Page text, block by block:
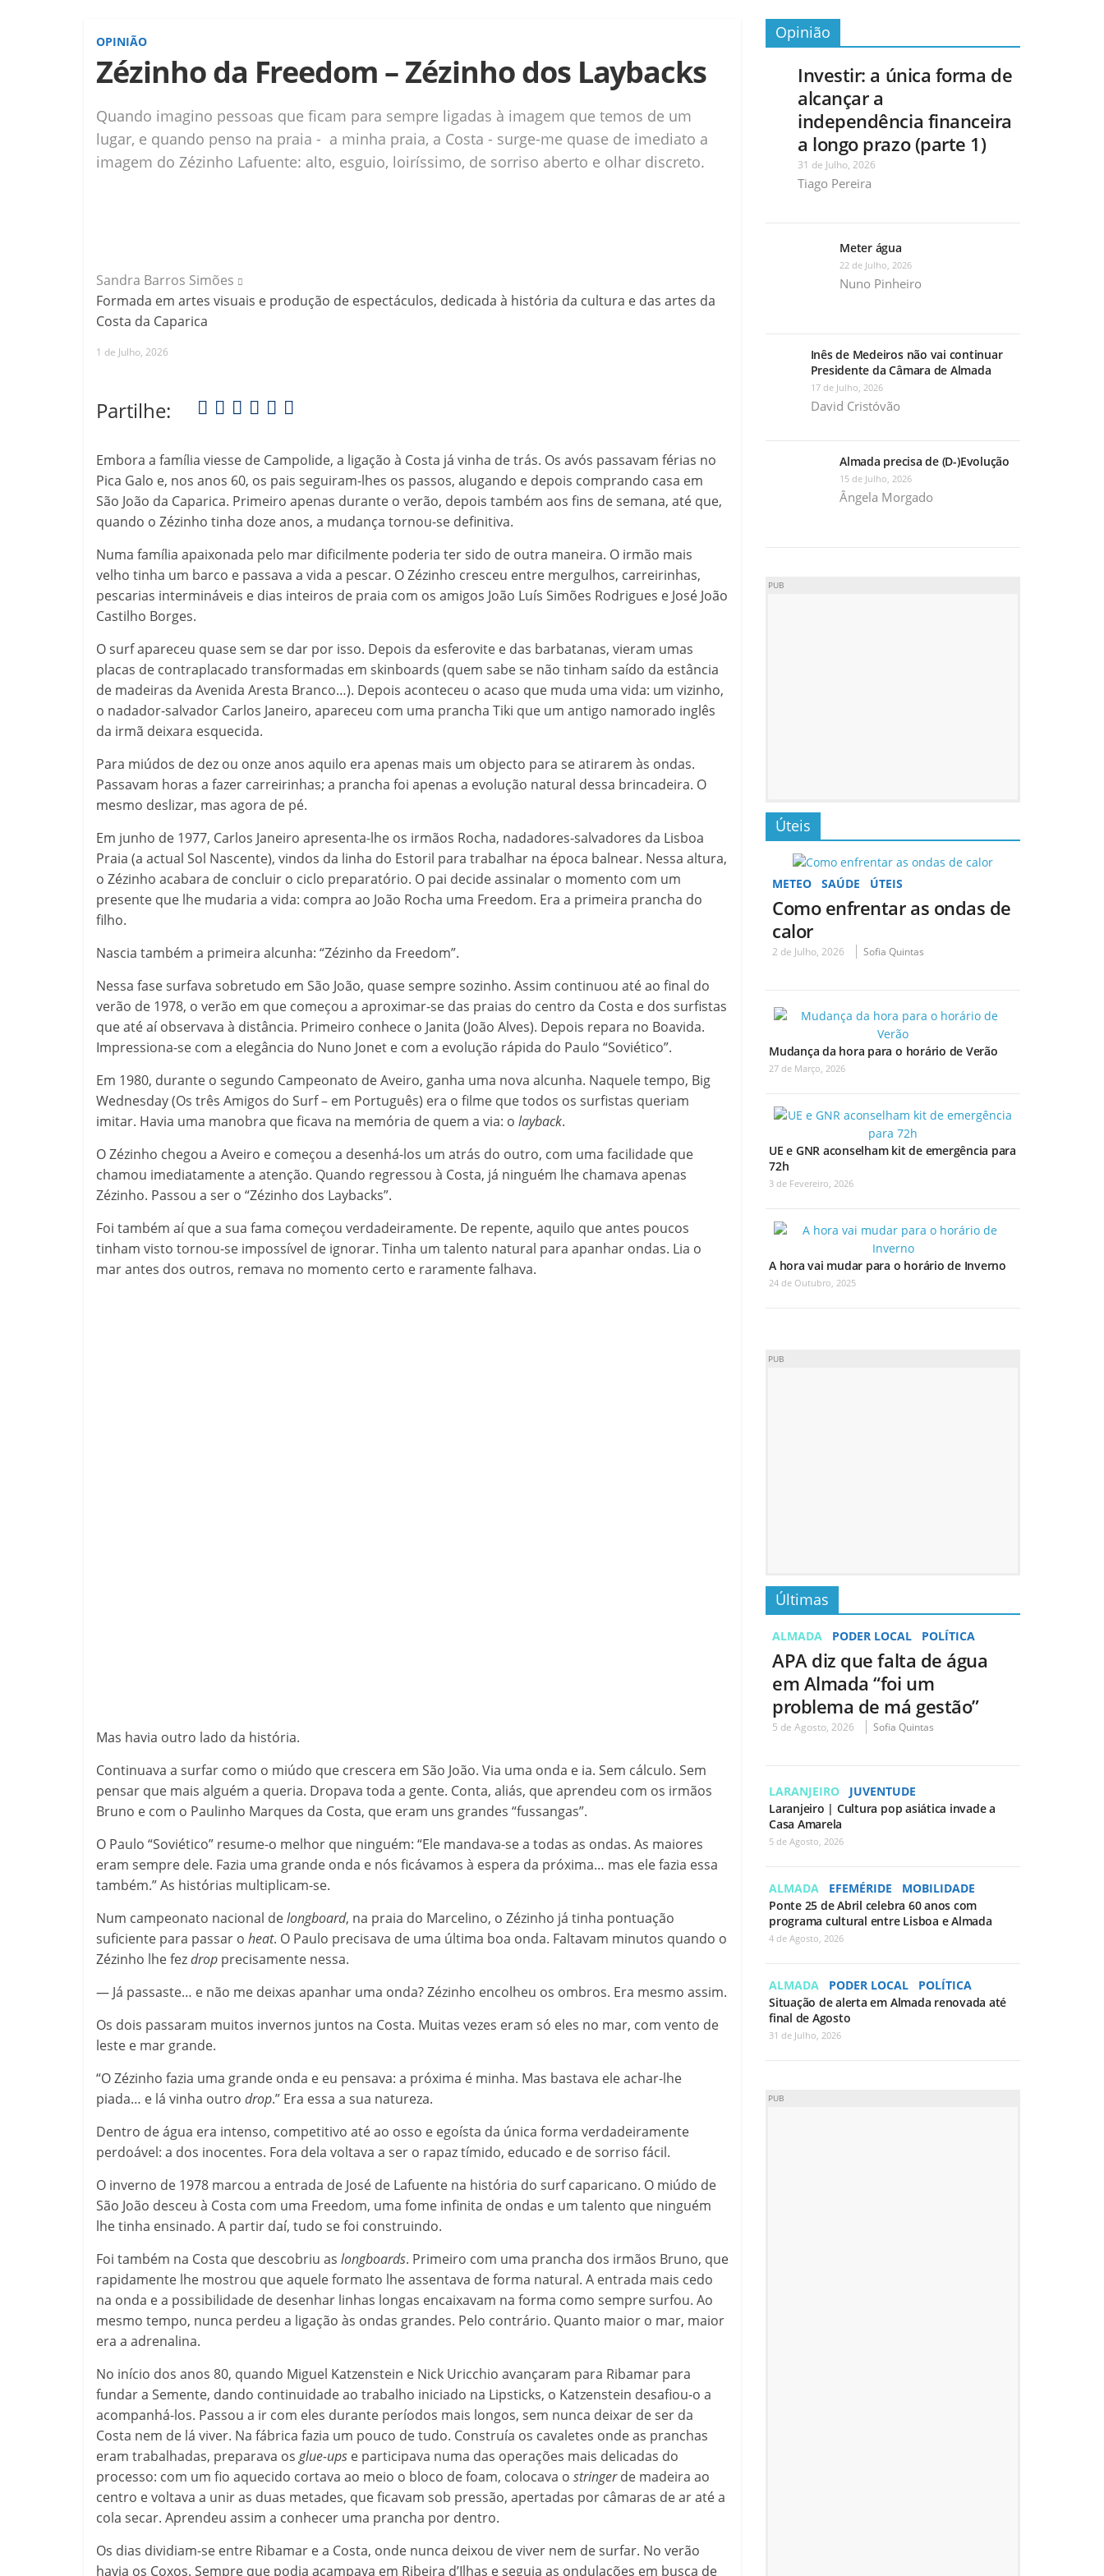
OPINIÃO
Zézinho da Freedom – Zézinho dos Laybacks
Quando imagino pessoas que ficam para sempre ligadas à imagem que temos de um
lugar, e quando penso na praia - a minha praia, a Costa - surge-me quase de imediato a
imagem do Zézinho Lafuente: alto, esguio, loiríssimo, de sorriso aberto e olhar discreto.
Sandra Barros Simões
Formada em artes visuais e produção de espectáculos, dedicada à história da cultura e das artes da
Costa da Caparica
1 de Julho, 2026
Partilhe:
Embora a família viesse de Campolide, a ligação à Costa já vinha de trás. Os avós passavam férias no
Pica Galo e, nos anos 60, os pais seguiram-lhes os passos, alugando e depois comprando casa em
São João da Caparica. Primeiro apenas durante o verão, depois também aos fins de semana, até que,
quando o Zézinho tinha doze anos, a mudança tornou-se definitiva.
Numa família apaixonada pelo mar dificilmente poderia ter sido de outra maneira. O irmão mais
velho tinha um barco e passava a vida a pescar. O Zézinho cresceu entre mergulhos, carreirinhas,
pescarias intermináveis e dias inteiros de praia com os amigos João Luís Simões Rodrigues e José João
Castilho Borges.
O surf apareceu quase sem se dar por isso. Depois da esferovite e das barbatanas, vieram umas
placas de contraplacado transformadas em skinboards (quem sabe se não tinham saído da estância
de madeiras da Avenida Aresta Branco…). Depois aconteceu o acaso que muda uma vida: um vizinho,
o nadador-salvador Carlos Janeiro, apareceu com uma prancha Tiki que um antigo namorado inglês
da irmã deixara esquecida.
Para miúdos de dez ou onze anos aquilo era apenas mais um objecto para se atirarem às ondas.
Passavam horas a fazer carreirinhas; a prancha foi apenas a evolução natural dessa brincadeira. O
mesmo deslizar, mas agora de pé.
Em junho de 1977, Carlos Janeiro apresenta-lhe os irmãos Rocha, nadadores-salvadores da Lisboa
Praia (a actual Sol Nascente), vindos da linha do Estoril para trabalhar na época balnear. Nessa altura,
o Zézinho acabara de concluir o ciclo preparatório. O pai decide assinalar o momento com um
presente que lhe mudaria a vida: compra ao João Rocha uma Freedom. Era a primeira prancha do
filho.
Nascia também a primeira alcunha: “Zézinho da Freedom”.
Nessa fase surfava sobretudo em São João, quase sempre sozinho. Assim continuou até ao final do
verão de 1978, o verão em que começou a aproximar-se das praias do centro da Costa e dos surfistas
que até aí observava à distância. Primeiro conhece o Janita (João Alves). Depois repara no Boavida.
Impressiona-se com a elegância do Nuno Jonet e com a evolução rápida do Paulo “Soviético”.
Em 1980, durante o segundo Campeonato de Aveiro, ganha uma nova alcunha. Naquele tempo, Big
Wednesday (Os três Amigos do Surf – em Português) era o filme que todos os surfistas queriam
imitar. Havia uma manobra que ficava na memória de quem a via: o layback.
O Zézinho chegou a Aveiro e começou a desenhá-los um atrás do outro, com uma facilidade que
chamou imediatamente a atenção. Quando regressou à Costa, já ninguém lhe chamava apenas
Zézinho. Passou a ser o “Zézinho dos Laybacks”.
Foi também aí que a sua fama começou verdadeiramente. De repente, aquilo que antes poucos
tinham visto tornou-se impossível de ignorar. Tinha um talento natural para apanhar ondas. Lia o
mar antes dos outros, remava no momento certo e raramente falhava.
Mas havia outro lado da história.
Continuava a surfar como o miúdo que crescera em São João. Via uma onda e ia. Sem cálculo. Sem
pensar que mais alguém a queria. Dropava toda a gente. Conta, aliás, que aprendeu com os irmãos
Bruno e com o Paulinho Marques da Costa, que eram uns grandes “fussangas”.
O Paulo “Soviético” resume-o melhor que ninguém: “Ele mandava-se a todas as ondas. As maiores
eram sempre dele. Fazia uma grande onda e nós ficávamos à espera da próxima… mas ele fazia essa
também.” As histórias multiplicam-se.
Num campeonato nacional delongboard, na praia do Marcelino, o Zézinho já tinha pontuação
suficiente para passar o heat. O Paulo precisava de uma última boa onda. Faltavam minutos quando o
Zézinho lhe fezdrop precisamente nessa.
— Já passaste… e não me deixas apanhar uma onda? Zézinho encolheu os ombros. Era mesmo assim.
Os dois passaram muitos invernos juntos na Costa. Muitas vezes eram só eles no mar, com vento de
leste e mar grande.
“O Zézinho fazia uma grande onda e eu pensava: a próxima é minha. Mas bastava ele achar-lhe
piada… e lá vinha outro drop.” Era essa a sua natureza.
Dentro de água era intenso, competitivo até ao osso e egoísta da única forma verdadeiramente
perdoável: a dos inocentes. Fora dela voltava a ser o rapaz tímido, educado e de sorriso fácil.
O inverno de 1978 marcou a entrada de José de Lafuente na história do surf caparicano. O miúdo de
São João desceu à Costa com uma Freedom, uma fome infinita de ondas e um talento que ninguém
lhe tinha ensinado. A partir daí, tudo se foi construindo.
Foi também na Costa que descobriu as longboards. Primeiro com uma prancha dos irmãos Bruno, que
rapidamente lhe mostrou que aquele formato lhe assentava de forma natural. A entrada mais cedo
na onda e a possibilidade de desenhar linhas longas encaixavam na forma como sempre surfou. Ao
mesmo tempo, nunca perdeu a ligação às ondas grandes. Pelo contrário. Quanto maior o mar, maior
era a adrenalina.
No início dos anos 80, quando Miguel Katzenstein e Nick Uricchio avançaram para Ribamar para
fundar a Semente, dando continuidade ao trabalho iniciado na Lipsticks, o Katzenstein desafiou-o a
acompanhá-los. Passou a ir com eles durante períodos mais longos, sem nunca deixar de ser da
Costa nem de lá viver. Na fábrica fazia um pouco de tudo. Construía os cavaletes onde as pranchas
eram trabalhadas, preparava os glue-ups e participava numa das operações mais delicadas do
processo: com um fio aquecido cortava ao meio o bloco de foam, colocava o stringerde madeira ao
centro e voltava a unir as duas metades, que ficavam sob pressão, apertadas por câmaras de ar até a
cola secar. Aprendeu assim a conhecer uma prancha por dentro.
Os dias dividiam-se entre Ribamar e a Costa, onde nunca deixou de viver nem de surfar. No verão
havia os Coxos. Sempre que podia acampava em Ribeira d’Ilhas e seguia as ondulações em busca de
Opinião
Investir: a única forma de
alcançar a
independência financeira
a longo prazo (parte 1)
31 de Julho, 2026
Tiago Pereira
Meter água
22 de Julho, 2026
Nuno Pinheiro
Inês de Medeiros não vai continuar
Presidente da Câmara de Almada
17 de Julho, 2026
David Cristóvão
Almada precisa de (D-)Evolução
15 de Julho, 2026
Ângela Morgado
PUB
Úteis
METEO SAÚDE ÚTEIS
Como enfrentar as ondas de
calor
2 de Julho, 2026 Sofia Quintas
Mudança da hora para o horário de Verão
27 de Março, 2026
UE e GNR aconselham kit de emergência para
72h
3 de Fevereiro, 2026
A hora vai mudar para o horário de Inverno
24 de Outubro, 2025
PUB
Últimas
ALMADA PODER LOCAL POLÍTICA
APA diz que falta de água
em Almada “foi um
problema de má gestão”
5 de Agosto, 2026 Sofia Quintas
LARANJEIRO
JUVENTUDE
Laranjeiro | Cultura pop asiática invade a
Casa Amarela
5 de Agosto, 2026
ALMADA EFEMÉRIDE
MOBILIDADE
Ponte 25 de Abril celebra 60 anos com
programa cultural entre Lisboa e Almada
4 de Agosto, 2026
ALMADA PODER LOCAL
POLÍTICA
Situação de alerta em Almada renovada até
final de Agosto
31 de Julho, 2026
PUB